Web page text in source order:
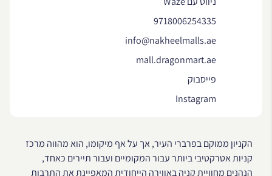
9718006254335
info@nakheelmalls.ae
mall.dragonmart.ae
פייסבוק
Instagram
הקניון ממוקם בפרברי העיר, אך על אף מיקומו, הוא מהווה מרכז
קניות אטרקטיבי ביותר עבור המקומיים ועבור תיירים כאחד,
הנהנים מחוויית קניה באווירה הייחודית המאפיינת את התרבות